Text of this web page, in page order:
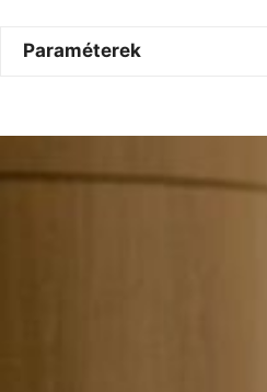
Paraméterek